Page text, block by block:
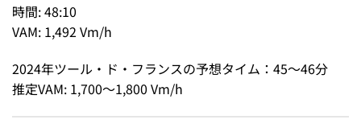
時間: 48:10
VAM: 1,492 Vm/h
2024年ツール・ド・フランスの予想タイム：45～46分
推定VAM: 1,700～1,800 Vm/h